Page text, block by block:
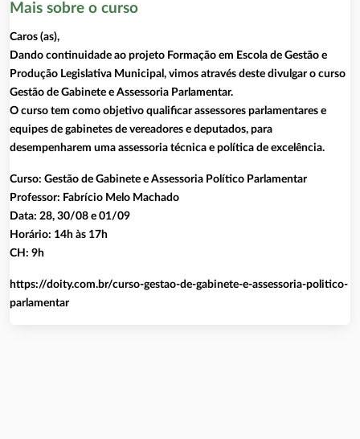
Mais sobre o curso
Caros (as),
Dando continuidade ao projeto Formação em Escola de Gestão e
Produção Legislativa Municipal, vimos através deste divulgar o curso
Gestão de Gabinete e Assessoria Parlamentar.
O curso tem como objetivo qualificar assessores parlamentares e
equipes de gabinetes de vereadores e deputados, para
desempenharem uma assessoria técnica e política de excelência.
Curso: Gestão de Gabinete e Assessoria Político Parlamentar
Professor: Fabrício Melo Machado
Data: 28, 30/08 e 01/09
Horário: 14h às 17h
CH: 9h
https://doity.com.br/curso-gestao-de-gabinete-e-assessoria-politico-
parlamentar